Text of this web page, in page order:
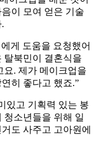
이 모여 얻은 기술
게 도움을 요청했어
탈북민이 결혼식을
. 제가 메이크업을
히 좋다고 했죠.”
있고 기획력 있는 봉
청소년들을 위해 일
도 사주고 고아원에